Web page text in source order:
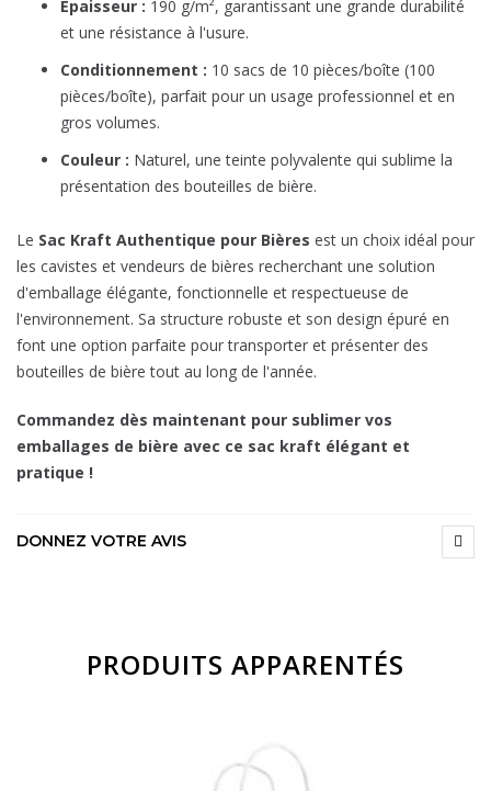
Épaisseur : 190 g/m², garantissant une grande durabilité
et une résistance à l'usure.
Conditionnement : 10 sacs de 10 pièces/boîte (100
pièces/boîte), parfait pour un usage professionnel et en
gros volumes.
Couleur : Naturel, une teinte polyvalente qui sublime la
présentation des bouteilles de bière.
Le Sac Kraft Authentique pour Bières est un choix idéal pour
les cavistes et vendeurs de bières recherchant une solution
d'emballage élégante, fonctionnelle et respectueuse de
l'environnement. Sa structure robuste et son design épuré en
font une option parfaite pour transporter et présenter des
bouteilles de bière tout au long de l'année.
Commandez dès maintenant pour sublimer vos
emballages de bière avec ce sac kraft élégant et
pratique !
DONNEZ VOTRE AVIS
PRODUITS APPARENTÉS